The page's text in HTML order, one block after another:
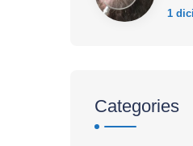
1
Categories